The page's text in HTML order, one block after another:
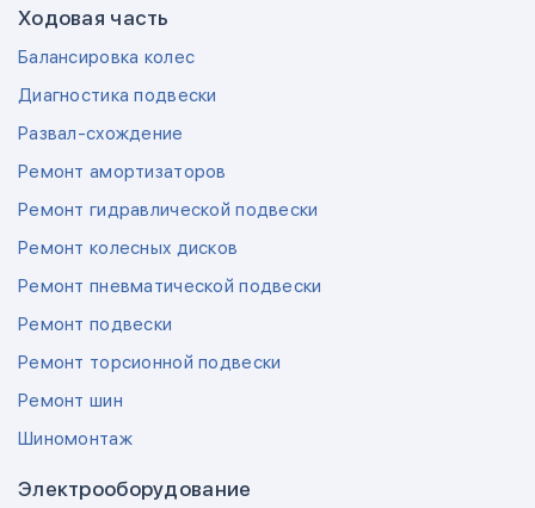
Ходовая часть
Балансировка колес
Диагностика подвески
Развал-схождение
Ремонт амортизаторов
Ремонт гидравлической подвески
Ремонт колесных дисков
Ремонт пневматической подвески
Ремонт подвески
Ремонт торсионной подвески
Ремонт шин
Шиномонтаж
Электрооборудование